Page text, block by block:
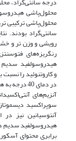
سانتی‌گراد بودند.
رویشی و وزن‌ تر و
رنگریزه‌های
در دمای 40
آنزیم‌های
سوپراکسید
آنتوسیانین نیز
برابری محتوای